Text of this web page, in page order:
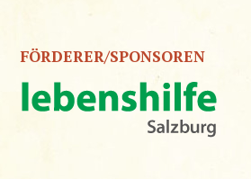
FÖRDERER/SPONSOREN